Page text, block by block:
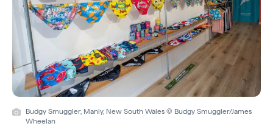
Budgy Smuggler, Manly, New South Wales © Budgy Smuggler/James
Wheelan